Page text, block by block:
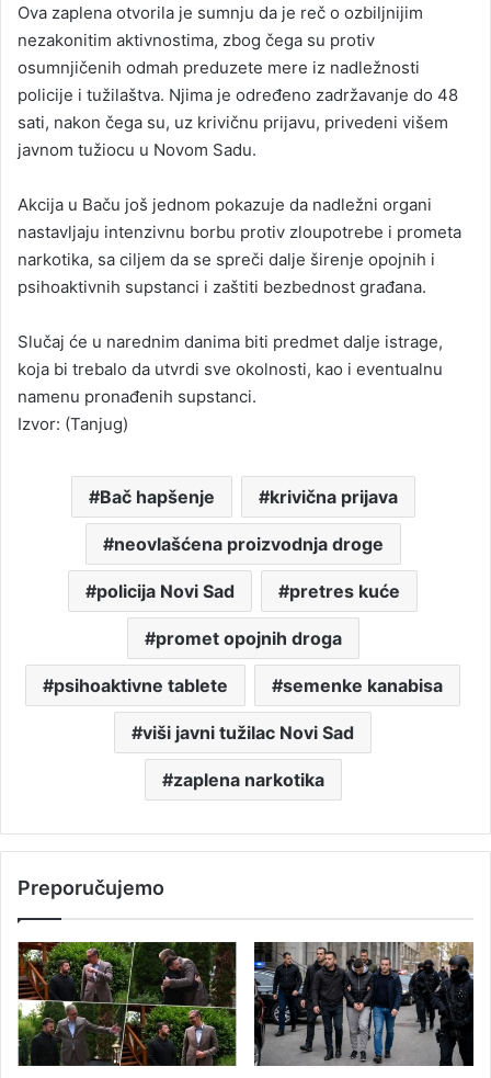
Ova zaplena otvorila je sumnju da je reč o ozbiljnijim
nezakonitim aktivnostima, zbog čega su protiv
osumnjičenih odmah preduzete mere iz nadležnosti
policije i tužilaštva. Njima je određeno zadržavanje do 48
sati, nakon čega su, uz krivičnu prijavu, privedeni višem
javnom tužiocu u Novom Sadu.
Akcija u Baču još jednom pokazuje da nadležni organi
nastavljaju intenzivnu borbu protiv zloupotrebe i prometa
narkotika, sa ciljem da se spreči dalje širenje opojnih i
psihoaktivnih supstanci i zaštiti bezbednost građana.
Slučaj će u narednim danima biti predmet dalje istrage,
koja bi trebalo da utvrdi sve okolnosti, kao i eventualnu
namenu pronađenih supstanci.
Izvor: (Tanjug)
Bač hapšenje krivična prijava
neovlašćena proizvodnja droge
policija Novi Sad pretres kuće
promet opojnih droga
psihoaktivne tablete semenke kanabisa
viši javni tužilac Novi Sad
zaplena narkotika
Preporučujemo